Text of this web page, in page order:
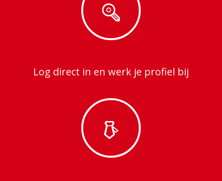
Log direct in en werk je profiel bij